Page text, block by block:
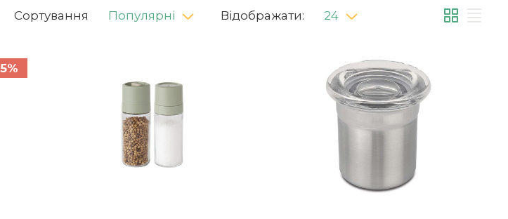
Сортування Популярні Відображати: 24